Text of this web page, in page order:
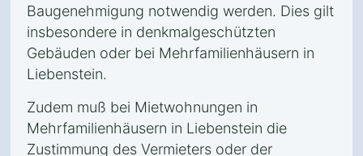
Baugenehmigung notwendig werden. Dies gilt
insbesondere in denkmalgeschützten
Gebäuden oder bei Mehrfamilienhäusern in
Liebenstein.
Zudem muß bei Mietwohnungen in
Mehrfamilienhäusern in Liebenstein die
Zustimmung des Vermieters oder der